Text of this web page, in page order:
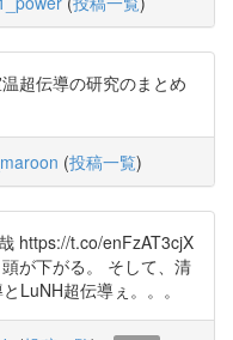
超伝導の研究のまとめ
(投稿一覧)
https://t.co/enFzAT3cjX
が下がる。 そして、清
LuNH超伝導ぇ。。。